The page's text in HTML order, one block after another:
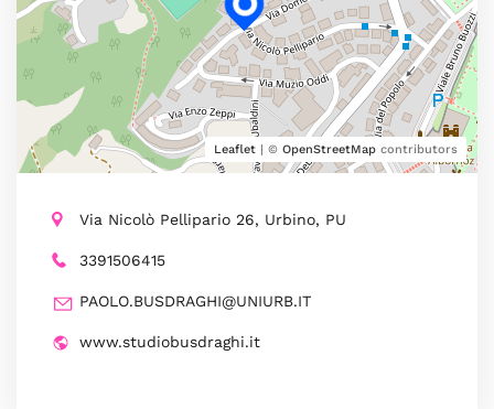
Leaflet | © OpenStreetMap contributors
Via Nicolò Pellipario 26, Urbino, PU
3391506415
PAOLO.BUSDRAGHI@UNIURB.IT
www.studiobusdraghi.it